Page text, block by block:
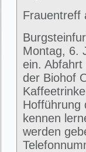
Frauentreff
Montag, 6.
ein.
der Biohof
Hofführung
kennen
werden